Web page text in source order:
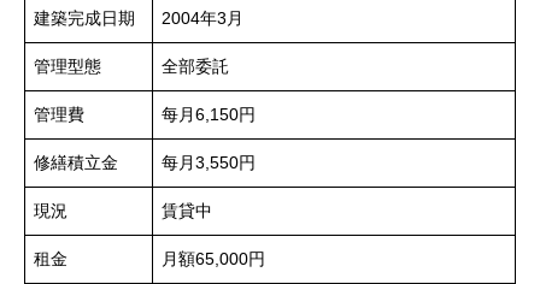
建築完成日期 2004年3月
管理型態 全部委託
管理費 每月6,150円
修繕積立金 每月3,550円
現況 賃貸中
租金 月額65,000円